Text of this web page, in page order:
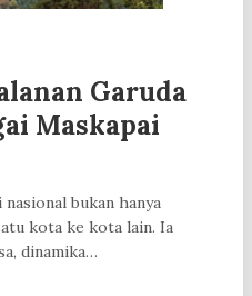
Garuda
Maskapai
bukan hanya
kota ke kota lain. Ia
dinamika…